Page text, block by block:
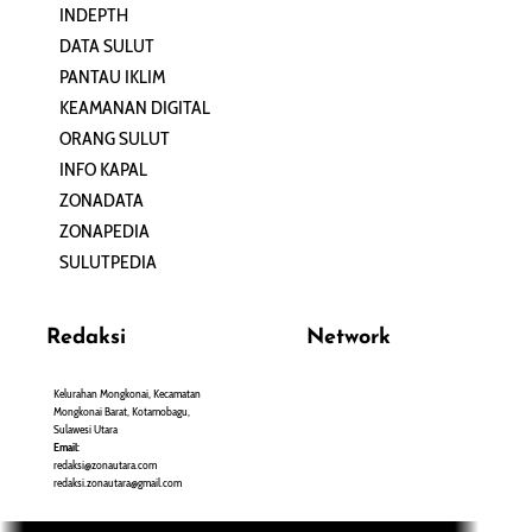
INDEPTH
DATA SULUT
PANTAU IKLIM
KEAMANAN DIGITAL
ORANG SULUT
INFO KAPAL
ZONADATA
ZONAPEDIA
SULUTPEDIA
Redaksi
Kelurahan Mongkonai, Kecamatan
Mongkonai Barat, Kotamobagu,
Sulawesi Utara
Email:
redaksi@zonautara.com
redaksi.zonautara@gmail.com
Network